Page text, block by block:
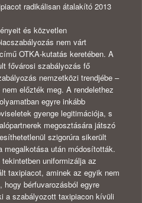
radikálisan átalakító 2013
és közvetlen
nem várt
OTKA-kutatás keretében. A
fővárosi szabályozás fő
nemzetközi trendjébe –
előzték meg. A rendelethez
egyre inkább
gyenge legitimációja, s
megosztására játszó
szigorúra sikerült
megalkotása után módosították.
uniformizálja az
taxipiacot, aminek az egyik nem
bérfuvarozásból egyre
a szabályozott taxipiacon kívüli